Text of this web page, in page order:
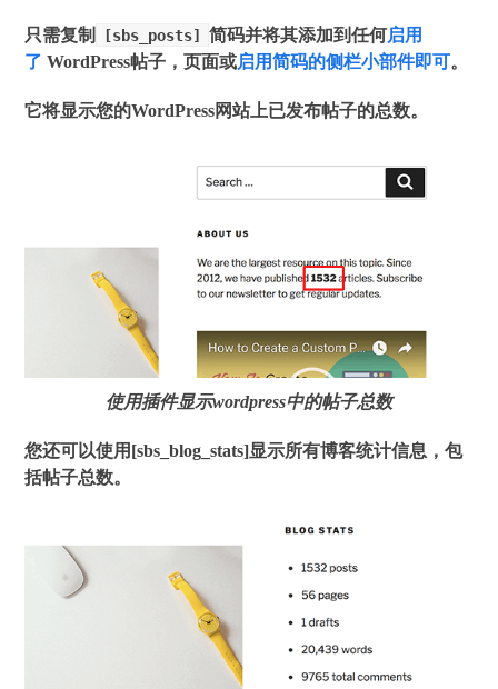
只需复制 [sbs_posts] 简码并将其添加到任何启用
了 WordPress帖子，页面或启用简码的侧栏小部件即可。
它将显示您的WordPress网站上已发布帖子的总数。
使用插件显示wordpress中的帖子总数
您还可以使用[sbs_blog_stats]显示所有博客统计信息，包
括帖子总数。